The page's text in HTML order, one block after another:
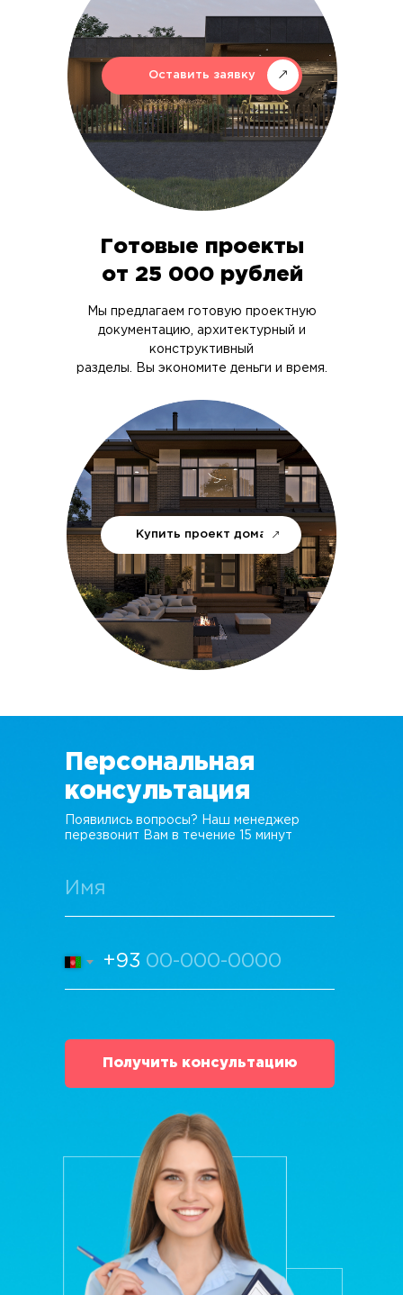
Купить проект дома
Оставить заявку
Готовые проекты
от 25 000 рублей
Мы предлагаем готовую проектную
документацию, архитектурный и
конструктивный
разделы. Вы экономите деньги и время.
Персональная
консультация
Появились вопросы? Наш менеджер
перезвонит Вам в течение 15 минут
+93
Получить консультацию